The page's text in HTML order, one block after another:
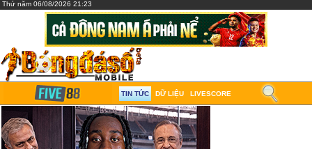
Thứ năm 06/08/2026 21:23
TIN TỨC DỮ LIỆU LIVESCORE